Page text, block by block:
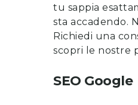
tu sappia
sta accadendo.
Richiedi una
scopri le nostre
SEO Google